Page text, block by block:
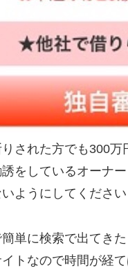
された方でも300
をしているオーナ
ようにしてください
単に検索で出てき
トなので時間が経